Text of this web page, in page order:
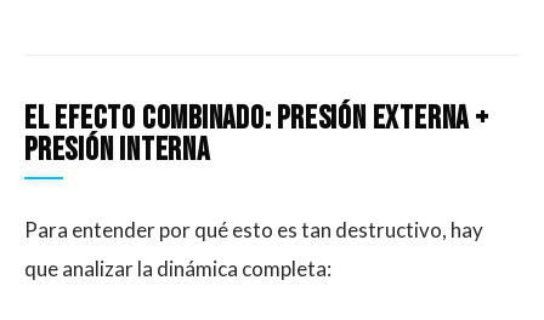
El efecto combinado: presión externa +
presión interna
Para entender por qué esto es tan destructivo, hay
que analizar la dinámica completa: